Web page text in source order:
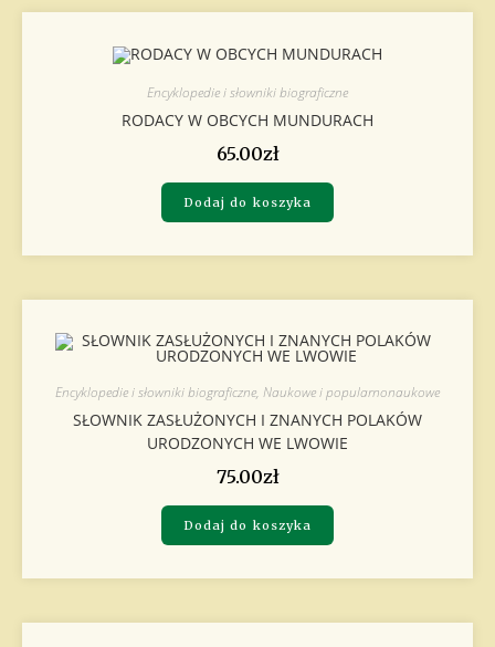
Encyklopedie i słowniki biograficzne
RODACY W OBCYCH MUNDURACH
65.00zł
Dodaj do koszyka
Encyklopedie i słowniki biograficzne, Naukowe i popularnonaukowe
SŁOWNIK ZASŁUŻONYCH I ZNANYCH POLAKÓW
URODZONYCH WE LWOWIE
75.00zł
Dodaj do koszyka